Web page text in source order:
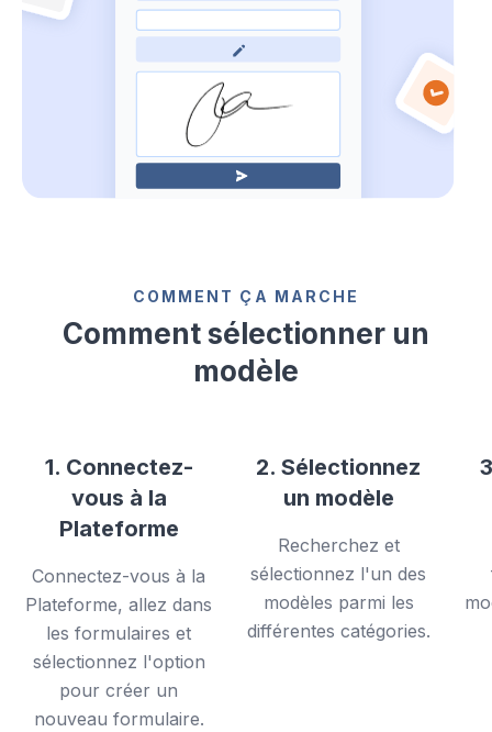
COMMENT ÇA MARCHE
Comment sélectionner un
modèle
1. Connectez-
vous à la
Plateforme
Connectez-vous à la
Plateforme, allez dans
les formulaires et
sélectionnez l'option
pour créer un
nouveau formulaire.
2. Sélectionnez
un modèle
Recherchez et
sélectionnez l'un des
modèles parmi les
différentes catégories.